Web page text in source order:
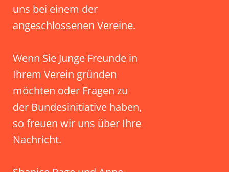
uns bei einem der
angeschlossenen Vereine.
Wenn Sie Junge Freunde in
Ihrem Verein gründen
möchten oder Fragen zu
der Bundesinitiative haben,
so freuen wir uns über Ihre
Nachricht.